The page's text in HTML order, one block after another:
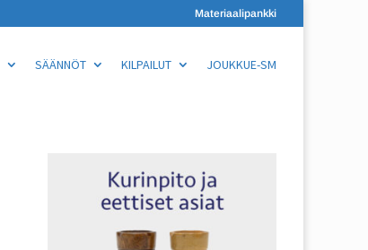
Materiaalipankki
SÄÄNNÖT KILPAILUT JOUKKUE-SM